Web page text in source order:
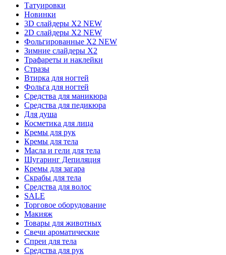
Татуировки
Новинки
3D слайдеры X2 NEW
2D слайдеры X2 NEW
Фольгированные X2 NEW
Зимние слайдеры Х2
Трафареты и наклейки
Стразы
Втирка для ногтей
Фольга для ногтей
Средства для маникюра
Средства для педикюра
Для душа
Косметика для лица
Кремы для рук
Кремы для тела
Масла и гели для тела
Шугаринг Депиляция
Кремы для загара
Скрабы для тела
Средства для волос
SALE
Торговое оборудование
Макияж
Товары для животных
Свечи ароматические
Спреи для тела
Средства для рук